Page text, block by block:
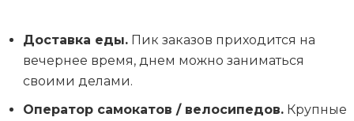
Доставка еды.Пик заказов приходится на
вечернее время, днем можно заниматься
своими делами.
Оператор самокатов / велосипедов.Крупные